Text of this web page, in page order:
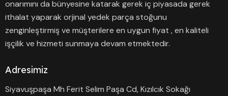
onarımını da bünyesine katarak gerek iç piyasada gerek
ithalat yaparak orjinal yedek parça stoğunu
zenginleştirmiş ve müşterilere en uygun fiyat , en kaliteli
işçilik ve hizmeti sunmaya devam etmektedir.
Adresimiz
Siyavuşpaşa Mh Ferit Selim Paşa Cd, Kızılcık Sokağı